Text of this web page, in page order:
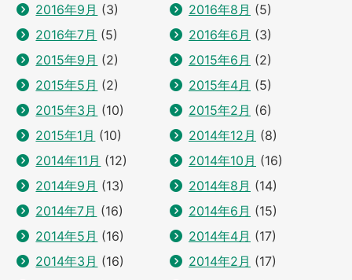
2016年9月 (3) 2016年8月 (5)
2016年7月 (5) 2016年6月 (3)
2015年9月 (2) 2015年6月 (2)
2015年5月 (2) 2015年4月 (5)
2015年3月 (10) 2015年2月 (6)
2015年1月 (10) 2014年12月 (8)
2014年11月 (12) 2014年10月 (16)
2014年9月 (13) 2014年8月 (14)
2014年7月 (16) 2014年6月 (15)
2014年5月 (16) 2014年4月 (17)
2014年3月 (16) 2014年2月 (17)